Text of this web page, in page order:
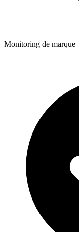
Monitoring de marque